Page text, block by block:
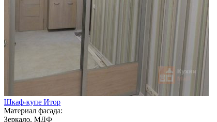
Шкаф-купе Итор
Материал фасада:
Зеркало, МДФ